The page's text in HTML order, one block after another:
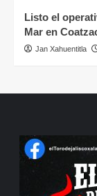
Listo el
Mar en
Jan Xahuentitla